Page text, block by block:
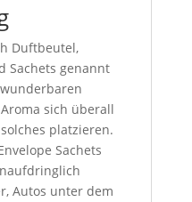
Duftbeutel,
Sachets genannt
sich überall
platzieren.
Sachets
Autos unter dem